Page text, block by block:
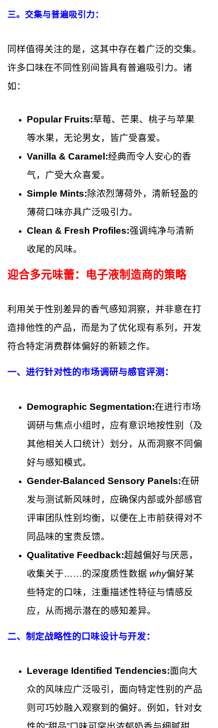
三。 交集与普遍吸引力：
同样值得关注的是，这其中存在着广泛的交集。
许多口味在不同性别间皆具有普遍吸引力。诸
如：
Popular Fruits:草莓、芒果、桃子与苹果
等水果，无论男女，皆广受喜爱。
Vanilla & Caramel:经典而令人安心的香
气，广受大众喜爱。
Simple Mints:除浓烈薄荷外，清新轻盈的
薄荷口味亦具广泛吸引力。
Clean & Fresh Profiles:强调纯净与清新
收尾的风味。
迎合多元味蕾：电子液制造商的策略
利用关于性别差异的香气感知洞察，并非意在打
造排他性的产品，而是为了优化现有系列，开发
符合特定消费群体偏好的新颖之作。
一、进行针对性的市场调研与感官评测：
Demographic Segmentation:在进行市场
调研与焦点小组时，应有意识地按性别（及
其他相关人口统计）划分，从而洞察不同偏
好与感知模式。
Gender-Balanced Sensory Panels:在研
发与测试新风味时，应确保内部或外部感官
评审团队性别均衡，以便在上市前获得对不
同品味的宝贵反馈。
Qualitative Feedback:超越偏好与厌恶，
收集关于……的深度质性数据 why偏好某
些特定的口味，注重描述性特征与情感反
应，从而揭示潜在的感知差异。
二、制定战略性的口味设计与开发：
Leverage Identified Tendencies:面向大
众的风味应广泛吸引，面向特定性别的产品
则可巧妙融入观察到的偏好。例如，针对女